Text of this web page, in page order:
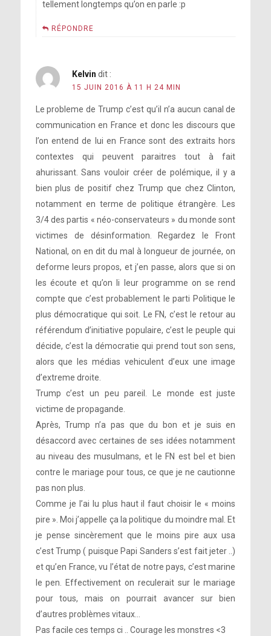
tellement longtemps qu’on en parle :p
RÉPONDRE
Kelvin dit :
15 JUIN 2016 À 11 H 24 MIN
Le probleme de Trump c’est qu’il n’a aucun canal de
communication en France et donc les discours que
l’on entend de lui en France sont des extraits hors
contextes qui peuvent paraitres tout à fait
ahurissant. Sans vouloir créer de polémique, il y a
bien plus de positif chez Trump que chez Clinton,
notamment en terme de politique étrangère. Les
3/4 des partis « néo-conservateurs » du monde sont
victimes de désinformation. Regardez le Front
National, on en dit du mal à longueur de journée, on
deforme leurs propos, et j’en passe, alors que si on
les écoute et qu’on li leur programme on se rend
compte que c’est probablement le parti Politique le
plus démocratique qui soit. Le FN, c’est le retour au
référendum d’initiative populaire, c’est le peuple qui
décide, c’est la démocratie qui prend tout son sens,
alors que les médias vehiculent d’eux une image
d’extreme droite.
Trump c’est un peu pareil. Le monde est juste
victime de propagande.
Après, Trump n’a pas que du bon et je suis en
désaccord avec certaines de ses idées notamment
au niveau des musulmans, et le FN est bel et bien
contre le mariage pour tous, ce que je ne cautionne
pas non plus.
Comme je l’ai lu plus haut il faut choisir le « moins
pire ». Moi j’appelle ça la politique du moindre mal. Et
je pense sincèrement que le moins pire aux usa
c’est Trump ( puisque Papi Sanders s’est fait jeter ..)
et qu’en France, vu l’état de notre pays, c’est marine
le pen. Effectivement on reculerait sur le mariage
pour tous, mais on pourrait avancer sur bien
d’autres problèmes vitaux…
Pas facile ces temps ci .. Courage les monstres <3